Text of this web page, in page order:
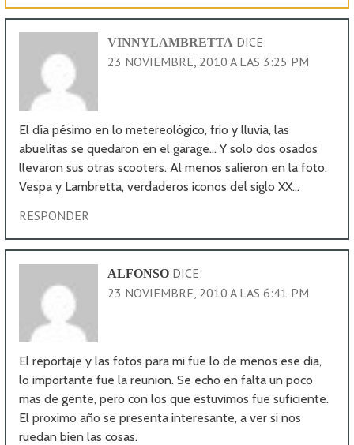
VINNYLAMBRETTA DICE:
23 NOVIEMBRE, 2010 A LAS 3:25 PM
El día pésimo en lo metereológico, frio y lluvia, las
abuelitas se quedaron en el garage… Y solo dos osados
llevaron sus otras scooters. Al menos salieron en la foto.
Vespa y Lambretta, verdaderos iconos del siglo XX…
RESPONDER
ALFONSO DICE:
23 NOVIEMBRE, 2010 A LAS 6:41 PM
El reportaje y las fotos para mi fue lo de menos ese dia,
lo importante fue la reunion. Se echo en falta un poco
mas de gente, pero con los que estuvimos fue suficiente.
El proximo año se presenta interesante, a ver si nos
ruedan bien las cosas.